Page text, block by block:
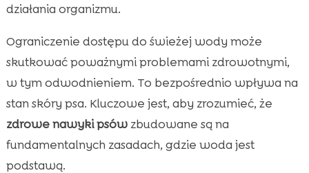
działania organizmu.
Ograniczenie dostępu do świeżej wody może
skutkować poważnymi problemami zdrowotnymi,
w tym odwodnieniem. To bezpośrednio wpływa na
stan skóry psa. Kluczowe jest, aby zrozumieć, że
zdrowe nawyki psówzbudowane są na
fundamentalnych zasadach, gdzie woda jest
podstawą.